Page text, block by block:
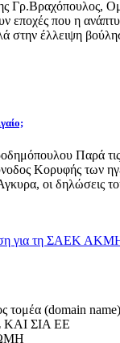
Γρ.Βραχόπουλος,
που η
στην έλλειψη
Παρά τις
Κορυφής των
οι δηλώσεις
για τη ΣΑΕΚ
τομέα (domain name)
ΣΙΑ ΕΕ